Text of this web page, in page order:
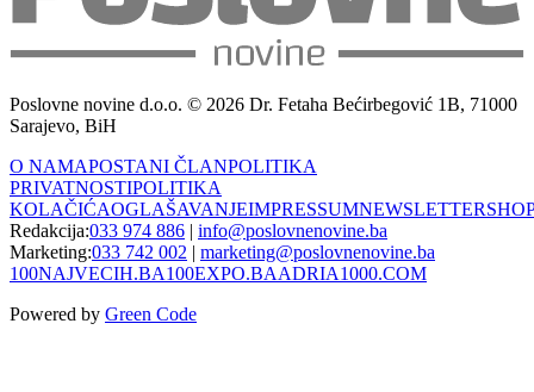
Poslovne novine d.o.o. © 2026 Dr. Fetaha Bećirbegović 1B, 71000
Sarajevo, BiH
O NAMAPOSTANI ČLANPOLITIKA
PRIVATNOSTIPOLITIKA
KOLAČIĆAOGLAŠAVANJEIMPRESSUMNEWSLETTER
Redakcija:033 974 886 | info@poslovnenovine.ba
Marketing:033 742 002 | marketing@poslovnenovine.ba
100NAJVECIH.BA100EXPO.BAADRIA1000.COM
Powered by Green Code